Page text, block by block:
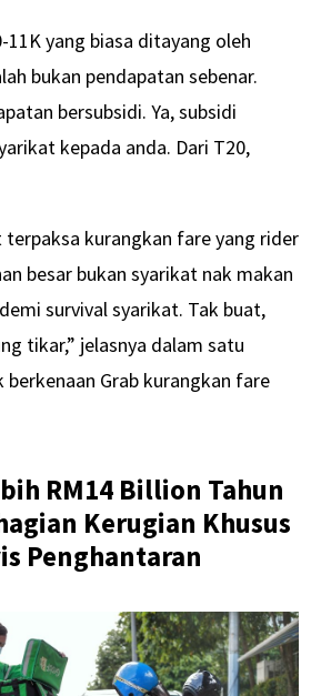
11K yang biasa ditayang oleh
bukan pendapatan sebenar.
bersubsidi. Ya, subsidi
kepada anda. Dari T20,
terpaksa kurangkan fare yang rider
besar bukan syarikat nak makan
survival syarikat. Tak buat,
tikar,” jelasnya dalam satu
berkenaan Grab kurangkan fare
RM14 Billion Tahun
Kerugian Khusus
Penghantaran